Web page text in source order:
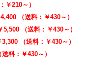
￥210～）
4,400 （送料：￥430～）
5,500 （送料：￥430～）
3,300 （送料：￥430～）
料：￥430～）